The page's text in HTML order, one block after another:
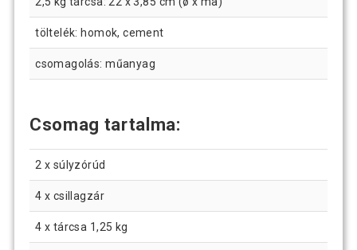
töltelék: homok, cement
csomagolás: műanyag
Csomag tartalma:
2 x súlyzórúd
4 x csillagzár
4 x tárcsa 1,25 kg